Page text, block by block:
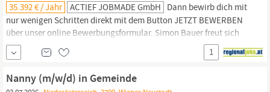
35.392 € / Jahr ACTIEF JOBMADE GmbH Dann bewirb dich mit
nur wenigen Schritten direkt mit dem Button JETZT BEWERBEN
über unser online Bewerbungsformular. Simon Bauer freut sich
auf deine Bewerbung! Einsatzort Anforderungsprofil Ausbildung:
Abgeschlossenes Studium oder kaufmännische Ausbildung (z. B.
Lehre, HAK, HAS) oder eine vergleichbare Qualifikation....
1
Nanny (m/w/d) in Gemeinde